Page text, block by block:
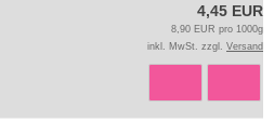
4,45 EUR
8,90 EUR pro 1000g
inkl. MwSt. zzgl. Versand